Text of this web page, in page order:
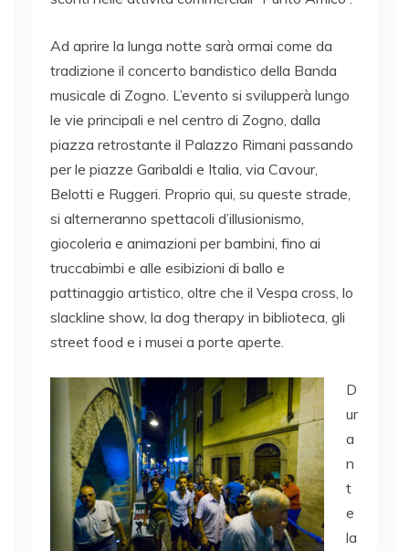
Ad aprire la lunga notte sarà ormai come da
tradizione il concerto bandistico della Banda
musicale di Zogno. L’evento si svilupperà lungo
le vie principali e nel centro di Zogno, dalla
piazza retrostante il Palazzo Rimani passando
per le piazze Garibaldi e Italia, via Cavour,
Belotti e Ruggeri. Proprio qui, su queste strade,
si alterneranno spettacoli d’illusionismo,
giocoleria e animazioni per bambini, fino ai
truccabimbi e alle esibizioni di ballo e
pattinaggio artistico, oltre che il Vespa cross, lo
slackline show, la dog therapy in biblioteca, gli
street food e i musei a porte aperte.
D
ur
a
n
t
e
la